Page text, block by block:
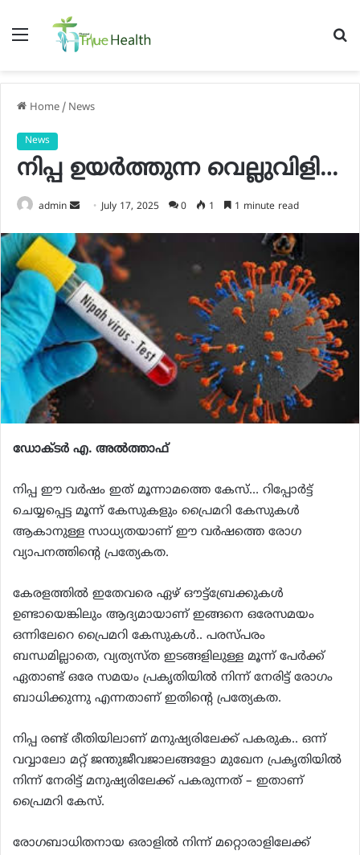
Menu
Home / News
News
നിപ്പ ഉയർത്തുന്ന വെല്ലുവിളി…
admin
Send
email
July 17, 2025 0 1 1 minute read
ഡോക്ടർ എ. അൽത്താഫ്
നിപ്പ ഈ വർഷം ഇത് മൂന്നാമത്തെ കേസ്… റിപ്പോർട്ട്
ചെയ്യപ്പെട്ട മൂന്ന് കേസുകളും പ്രൈമറി കേസുകൾ
ആകാനുള്ള സാധ്യതയാണ് ഈ വർഷത്തെ രോഗ
വ്യാപനത്തിന്റെ പ്രത്യേകത.
കേരളത്തിൽ ഇതേവരെ ഏഴ് ഔട്ട്ബ്രേക്കുകൾ
ഉണ്ടായെങ്കിലും ആദ്യമായാണ് ഇങ്ങനെ ഒരേസമയം
ഒന്നിലേറെ പ്രൈമറി കേസുകൾ.. പരസ്‌പരം
ബന്ധമില്ലാതെ, വ്യത്യസ്ത ഇടങ്ങളിലുള്ള മൂന്ന് പേർക്ക്
ഏതാണ്ട് ഒരേ സമയം പ്രകൃതിയിൽ നിന്ന് നേരിട്ട് രോഗം
ബാധിക്കുന്നു എന്നതാണ് ഇതിന്റെ പ്രത്യേകത.
നിപ്പ രണ്ട് രീതിയിലാണ് മനുഷ്യരിലേക്ക് പകരുക.. ഒന്ന്
വവ്വാലോ മറ്റ് ജന്തുജീവജാലങ്ങളോ മുഖേന പ്രകൃതിയിൽ
നിന്ന് നേരിട്ട് മനുഷ്യരിലേക്ക് പകരുന്നത് – ഇതാണ്
പ്രൈമറി കേസ്.
രോഗബാധിതനായ ഒരാളിൽ നിന്ന് മറ്റൊരാളിലേക്ക്